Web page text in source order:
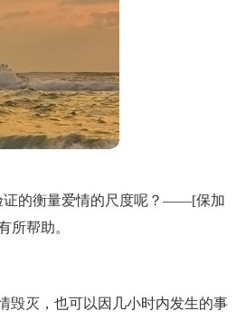
证的衡量爱情的尺度呢？——[保加
所帮助。
毁灭，也可以因几小时内发生的事